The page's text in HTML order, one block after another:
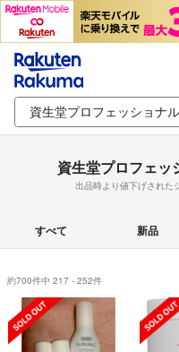
資生堂プロフェッ
出品時より値下げされた
すべて 新品
約700件中 217 - 252件